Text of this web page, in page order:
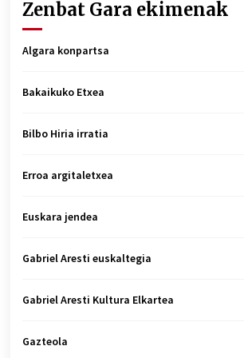
Zenbat Gara ekimenak
Algara konpartsa
Bakaikuko Etxea
Bilbo Hiria irratia
Erroa argitaletxea
Euskara jendea
Gabriel Aresti euskaltegia
Gabriel Aresti Kultura Elkartea
Gazteola